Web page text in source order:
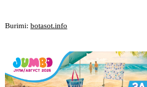
Burimi: botasot.info